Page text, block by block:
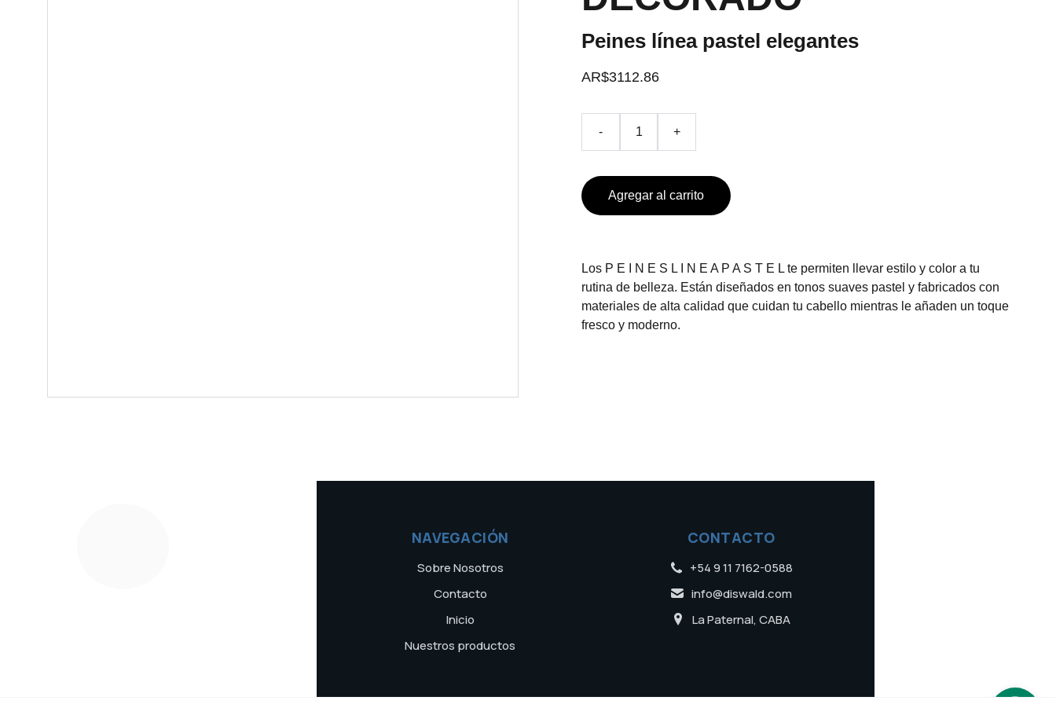
Peines línea pastel elegantes
AR$3112.86
- +
Agregar al carrito
Los P E I N E S L I N E A P A S T E L te permiten llevar estilo y color a tu
rutina de belleza. Están diseñados en tonos suaves pastel y fabricados con
materiales de alta calidad que cuidan tu cabello mientras le añaden un toque
fresco y moderno.